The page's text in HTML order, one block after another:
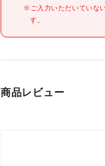
原産国
※ご入力いただいていな
す。
商品レビュー